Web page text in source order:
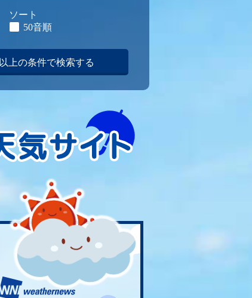
ソート
50音順
以上の条件で検索する